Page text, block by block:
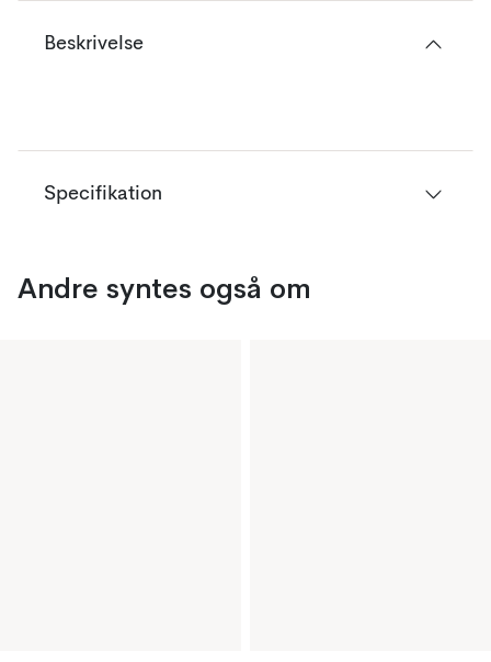
Beskrivelse
Specifikation
Andre syntes også om